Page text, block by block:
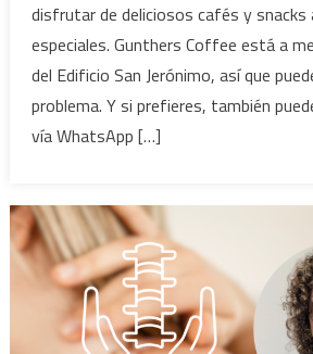
disfrutar de deliciosos cafés y snacks
especiales. Gunthers Coffee está a
del Edificio San Jerónimo, así que
problema. Y si prefieres, también
vía WhatsApp […]